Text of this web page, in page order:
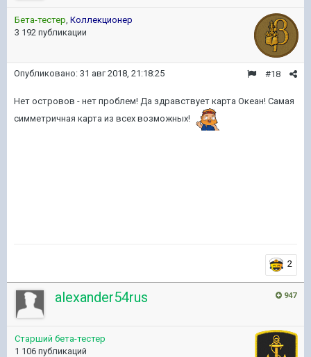
Бета-тестер, Коллекционер
3 192 публикации
#18
Опубликовано: 31 авг 2018, 21:18:25
Нет островов - нет проблем! Да здравствует карта Океан! Самая
симметричная карта из всех возможных!
2
947
alexander54rus
Старший бета-тестер
1 106 публикаций